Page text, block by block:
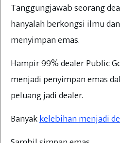
Tanggungjawab seorang
hanyalah berkongsi ilmu
menyimpan emas.
Hampir 99% dealer Public
menjadi penyimpan emas
peluang jadi dealer.
Banyakkelebihan menjadi